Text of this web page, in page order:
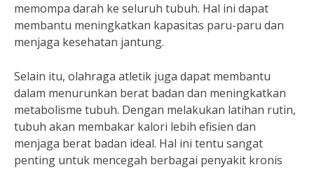
memompa darah ke seluruh tubuh. Hal ini dapat
membantu meningkatkan kapasitas paru-paru dan
menjaga kesehatan jantung.
Selain itu, olahraga atletik juga dapat membantu
dalam menurunkan berat badan dan meningkatkan
metabolisme tubuh. Dengan melakukan latihan rutin,
tubuh akan membakar kalori lebih efisien dan
menjaga berat badan ideal. Hal ini tentu sangat
penting untuk mencegah berbagai penyakit kronis